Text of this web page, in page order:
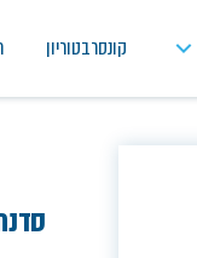
קונסרבטוריון